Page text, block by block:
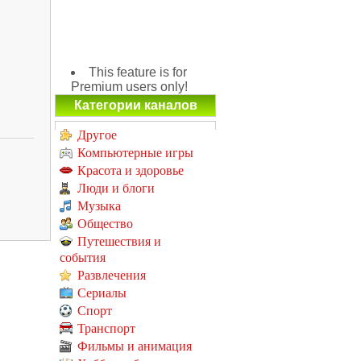
This feature is for
Premium users only!
Категории каналов
Другое
Компьютерные игры
Красота и здоровье
Люди и блоги
Музыка
Общество
Путешествия и
события
Развлечения
Сериалы
Спорт
Транспорт
Фильмы и анимация